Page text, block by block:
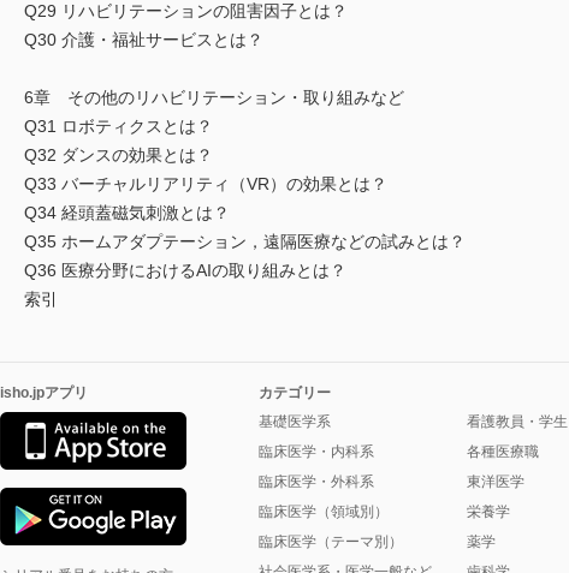
Q29 リハビリテーションの阻害因子とは？
Q30 介護・福祉サービスとは？
6章 その他のリハビリテーション・取り組みなど
Q31 ロボティクスとは？
Q32 ダンスの効果とは？
Q33 バーチャルリアリティ（VR）の効果とは？
Q34 経頭蓋磁気刺激とは？
Q35 ホームアダプテーション，遠隔医療などの試みとは？
Q36 医療分野におけるAIの取り組みとは？
索引
isho.jpアプリ
カテゴリー
基礎医学系
臨床医学・内科系
臨床医学・外科系
臨床医学（領域別）
臨床医学（テーマ別）
看護教員・学生
各種医療職
東洋医学
栄養学
薬学